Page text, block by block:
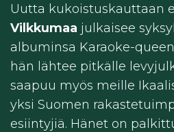
Uutta kukoistuskauttaan
Vilkkumaa julkaisee
albuminsa Karaoke-
hän lähtee pitkälle
saapuu myös meille
yksi Suomen
esiintyjiä. Hänet on